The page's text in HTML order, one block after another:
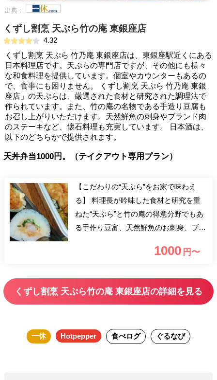
出典：
くずし割烹 天ぷら竹の庵 東銀座店
4.32
くずし割烹 天ぷら 竹乃庵 東銀座店は、東銀座駅近くにある
日本料理店です。天ぷらの専門店ですが、その他にも様々
な和食料理を提供しています。個室やカウンターもあるの
で、食事にも困りません。 くずし割烹 天ぷら 竹乃庵 東銀
座店」の天ぷらは、厳選された食材と研究された調理法で
作られています。また、竹の庵の名物である手造り豆腐も
お召し上がりいただけます。天然鮮魚の刺身やブランド肉
のステーキなど、懐石料理も充実しています。 日本酒は、
以下のどちらかで提供されます。
天丼弁当1000円。（テイクアウト専用プラン）
【こだわりの“天ぷら”をお家で味わえ
る】 料理長が吟味した食材と研究を重
ねた“天ぷら”と竹の庵の得意分野でもあ
る手作り豆富、天然鮮魚のお刺身、ブラ
れるお店が、テイクアウトを始めまし
1000 円〜
くずし割烹 天ぷら竹の庵 東銀座店の詳細を見る
一休 Hotpepper 食べログ ぐるなび